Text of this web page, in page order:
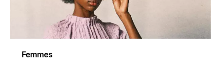
Femmes